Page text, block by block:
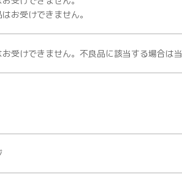
お受けできません。
受けできません。不良品に該当する場合は